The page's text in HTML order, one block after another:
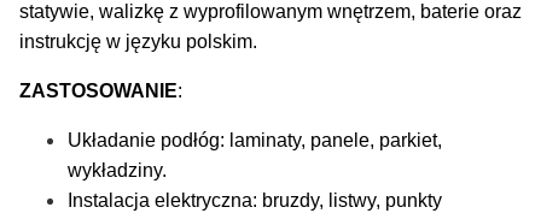
statywie, walizkę z wyprofilowanym wnętrzem, baterie oraz
instrukcję w języku polskim.
ZASTOSOWANIE:
Układanie podłóg: laminaty, panele, parkiet,
wykładziny.
Instalacja elektryczna: bruzdy, listwy, punkty